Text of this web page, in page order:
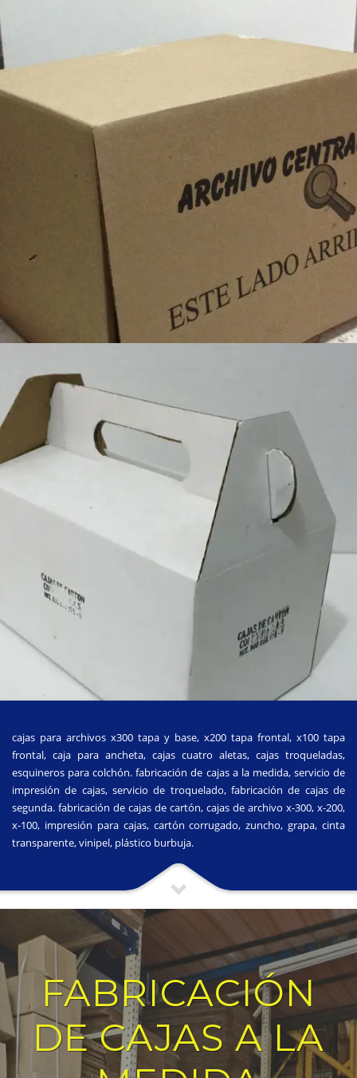
cajas para archivos x300 tapa y base, x200 tapa frontal, x100 tapa
frontal, caja para ancheta, cajas cuatro aletas, cajas troqueladas,
esquineros para colchón. fabricación de cajas a la medida, servicio de
impresión de cajas, servicio de troquelado, fabricación de cajas de
segunda. fabricación de cajas de cartón, cajas de archivo x-300, x-200,
x-100, impresión para cajas, cartón corrugado, zuncho, grapa, cinta
transparente, vinipel, plástico burbuja.
FABRICACIÓN
DE CAJAS A LA